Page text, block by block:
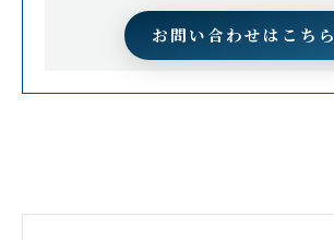
お問い合わせはこちら